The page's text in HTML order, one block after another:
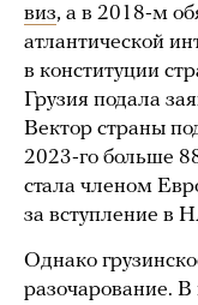
виз, а в 2018-м
атлантической
в конституции
Грузия подала
Вектор страны
2023-го больше
стала членом
за вступление в
Однако
разочарование.